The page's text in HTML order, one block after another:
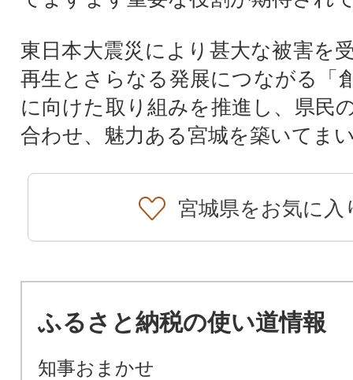
東日本大震災により甚大な被害を
再生とさらなる発展につながる「
に向けた取り組みを推進し、県民
合わせ、魅力ある宮城を築いてま
宮城県をお気に入
ふるさと納税の使い道情報
知事おまかせ